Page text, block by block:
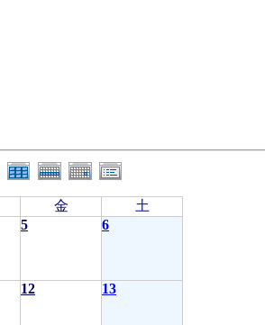
金
土
5 6
12 13